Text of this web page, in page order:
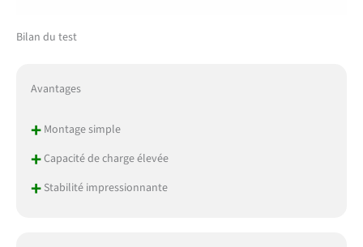
Bilan du test
Avantages
+Montage simple
+Capacité de charge élevée
+Stabilité impressionnante